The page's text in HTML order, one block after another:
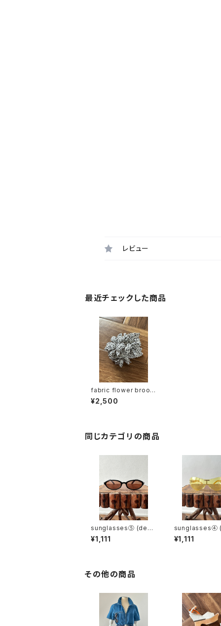
レビュー
最近チェックした商品
fabric flower brooc
h (monochrome twe
ed)
¥2,500
同じカテゴリの商品
sunglasses⑤ (dead
stock)
¥1,111
sunglasses④ (MCM
/ dead stock)
¥1,111
その他の商品